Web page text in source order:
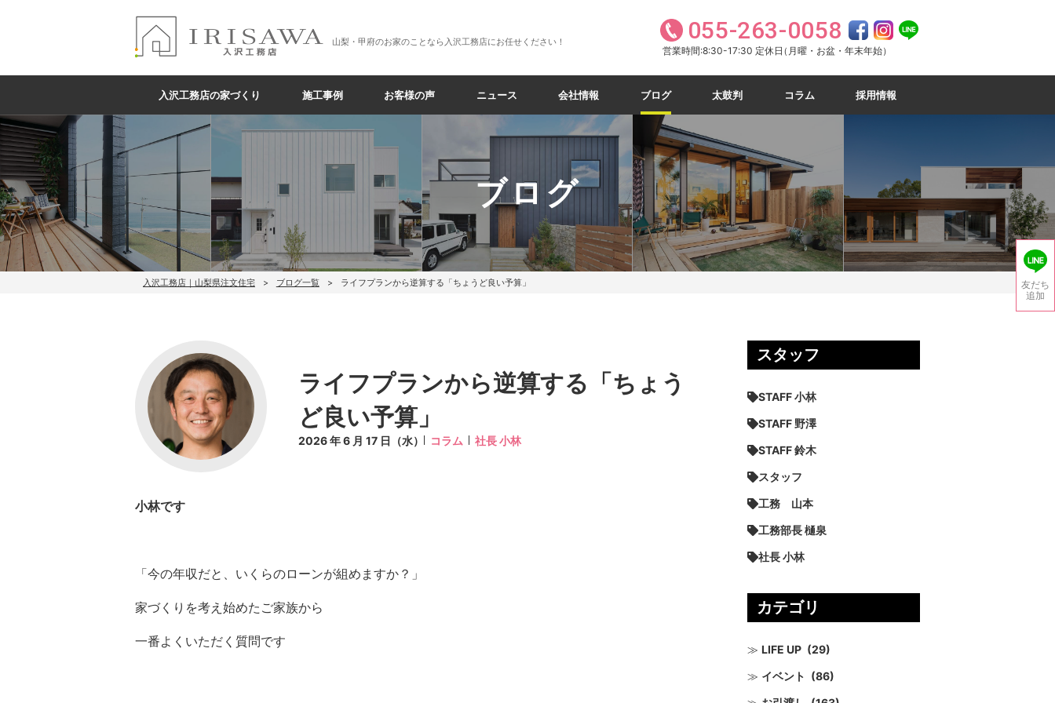
山梨・甲府のお家のことなら入沢工務店にお任せください！ 055-263-0058
営業時間:8:30-17:30 定休日（月曜・お盆・年末年始）
入沢工務店の家づくり 施工事例 お客様の声 ニュース 会社情報 ブログ 太鼓判 コラム 採用情報
ブログ
入沢工務店｜山梨県注文住宅 ブログ一覧 ライフプランから逆算する「ちょうど良い予算」
ライフプランから逆算する「ちょう
ど良い予算」
2026 年 6 月 17 日（水） コラム 社長 小林
小林です
「今の年収だと、いくらのローンが組めますか？」
家づくりを考え始めたご家族から
一番よくいただく質問です
スタッフ
STAFF 小林
STAFF 野澤
STAFF 鈴木
スタッフ
工務 山本
工務部長 樋泉
社長 小林
カテゴリ
LIFE UP (29)
イベント (86)
友だち
追加